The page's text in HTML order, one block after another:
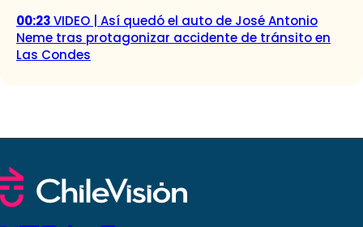
00:23VIDEO | Así quedó el auto de José Antonio
Neme tras protagonizar accidente de tránsito en
Las Condes